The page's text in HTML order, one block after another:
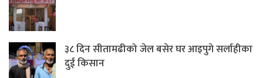
३८ दिन सीतामढीको जेल बसेर घर आइपुगे सर्लाहीका
दुई किसान